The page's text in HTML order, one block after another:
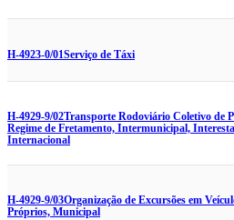
H-4923-0/01Serviço de Táxi
H-4929-9/02Transporte Rodoviário Coletivo de
Regime de Fretamento, Intermunicipal,
Internacional
H-4929-9/03Organização de Excursões em
Próprios, Municipal